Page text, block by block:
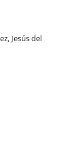
Jesús del